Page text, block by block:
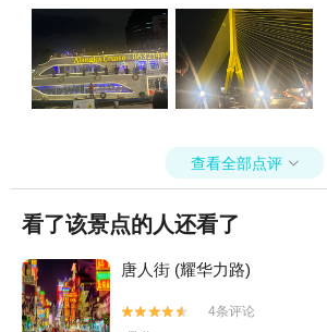
查看全部点评 
看了该景点的人还看了
唐人街 (耀华力路)


4条评论